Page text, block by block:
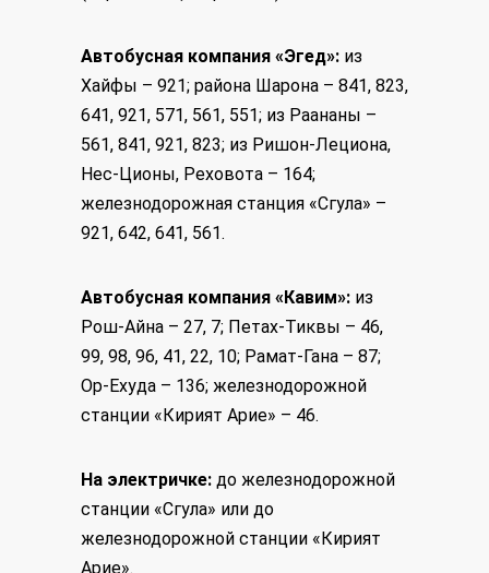
Автобусная компания «Эгед»: из
Хайфы – 921; района Шарона – 841, 823,
641, 921, 571, 561, 551; из Раананы –
561, 841, 921, 823; из Ришон-Лециона,
Нес-Ционы, Реховота – 164;
железнодорожная станция «Сгула» –
921, 642, 641, 561.
Автобусная компания «Кавим»: из
Рош-Айна – 27, 7; Петах-Тиквы – 46,
99, 98, 96, 41, 22, 10; Рамат-Гана – 87;
Ор-Ехуда – 136; железнодорожной
станции «Кирият Арие» – 46.
На электричке: до железнодорожной
станции «Сгула» или до
железнодорожной станции «Кирият
Арие».